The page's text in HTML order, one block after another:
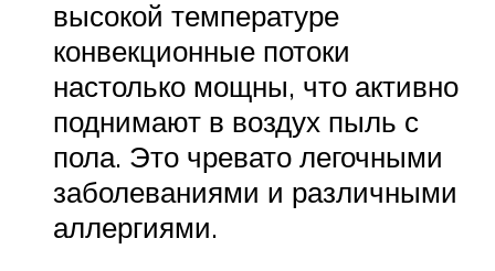
высокой температуре
конвекционные потоки
настолько мощны, что активно
поднимают в воздух пыль с
пола. Это чревато легочными
заболеваниями и различными
аллергиями.